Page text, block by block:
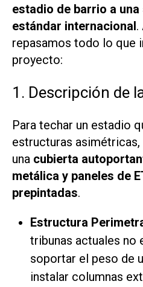
estadio de barrio a
estándar internacional.
repasamos todo lo que
proyecto:
1. Descripción de
Para techar un estadio
estructuras
una cubierta
metálica y paneles de
prepintadas.
Estructura
tribunas actuales no
soportar el peso de
instalar columnas